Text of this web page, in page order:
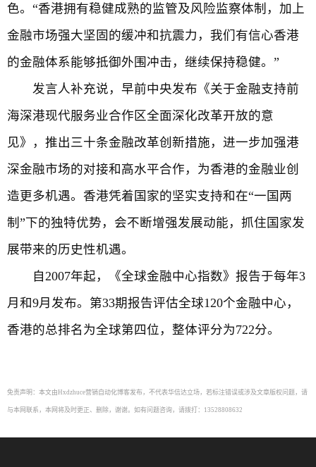
色。“香港拥有稳健成熟的监管及风险监察体制，加上
金融市场强大坚固的缓冲和抗震力，我们有信心香港
的金融体系能够抵御外围冲击，继续保持稳健。”
发言人补充说，早前中央发布《关于金融支持前
海深港现代服务业合作区全面深化改革开放的意
见》，推出三十条金融改革创新措施，进一步加强港
深金融市场的对接和高水平合作，为香港的金融业创
造更多机遇。香港凭着国家的坚实支持和在“一国两
制”下的独特优势，会不断增强发展动能，抓住国家发
展带来的历史性机遇。
自2007年起，《全球金融中心指数》报告于每年3
月和9月发布。第33期报告评估全球120个金融中心，
香港的总排名为全球第四位，整体评分为722分。
免责声明：本文由Hxdzhuce营销自动化博客发布，不代表华信达立场，若标注错误或涉及文章版权问题，请
与本网联系，本网将及时更正、删除，谢谢。如有问题咨询，请拨打：13528808632